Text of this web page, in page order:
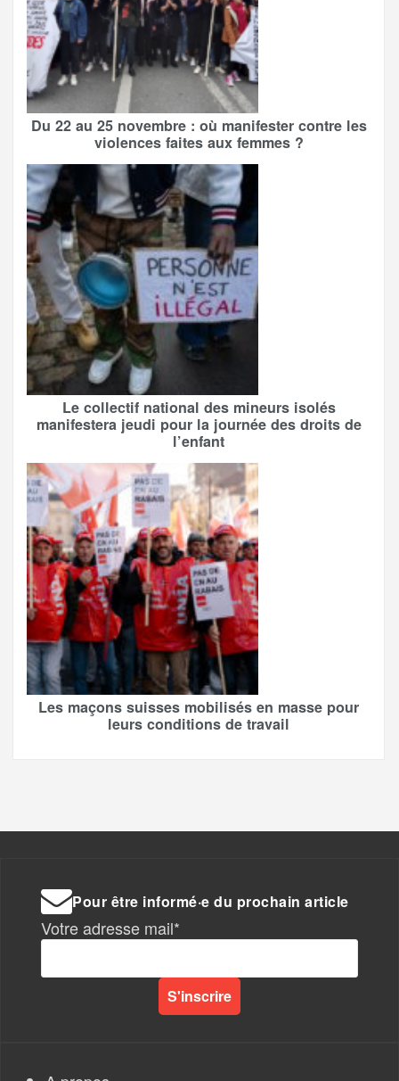
Du 22 au 25 novembre : où manifester contre les
violences faites aux femmes ?
Le collectif national des mineurs isolés
manifestera jeudi pour la journée des droits de
l’enfant
Les maçons suisses mobilisés en masse pour
leurs conditions de travail
Pour être informé·e du prochain article
Votre adresse mail*